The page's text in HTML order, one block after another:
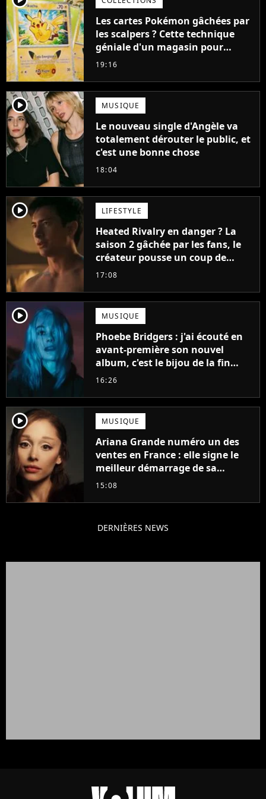
Les cartes Pokémon gâchées par
les scalpers ? Cette technique
géniale d'un magasin pour
ruiner les revendeurs
19:16
player2 MUSIQUE
Le nouveau single d'Angèle va
totalement dérouter le public, et
c'est une bonne chose
18:04
player2 LIFESTYLE
Heated Rivalry en danger ? La
saison 2 gâchée par les fans, le
créateur pousse un coup de
gueule
17:08
player2 MUSIQUE
Phoebe Bridgers : j'ai écouté en
avant-première son nouvel
album, c'est le bijou de la fin
d'été
16:26
player2 MUSIQUE
Ariana Grande numéro un des
ventes en France : elle signe le
meilleur démarrage de sa
carrière avec son album Petal
15:08
DERNIÈRES NEWS